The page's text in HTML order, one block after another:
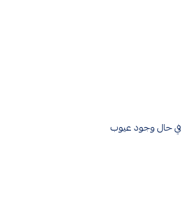
مجانًا في حال وجود عيوب